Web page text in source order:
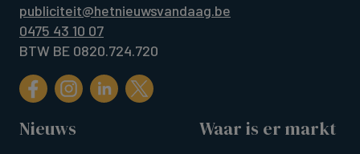
publiciteit@hetnieuwsvandaag.be
0475 43 10 07
BTW BE 0820.724.720
Nieuws Waar is er markt